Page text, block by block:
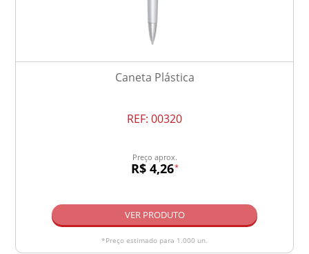
Caneta Plástica
REF: 00320
Preço aprox.
R$ 4,26*
VER PRODUTO
*Preço estimado para 1.000 un.